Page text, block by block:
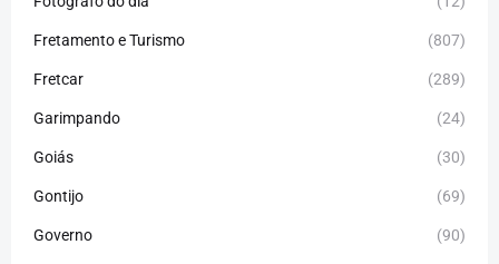
Fretamento e Turismo (807)
Fretcar (289)
Garimpando (24)
Goiás (30)
Gontijo (69)
Governo (90)